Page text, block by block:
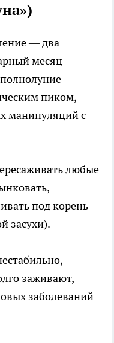
— два
месяц
пиком,
манипуляций с
любые
под корень
засухи).
заживают,
заболеваний